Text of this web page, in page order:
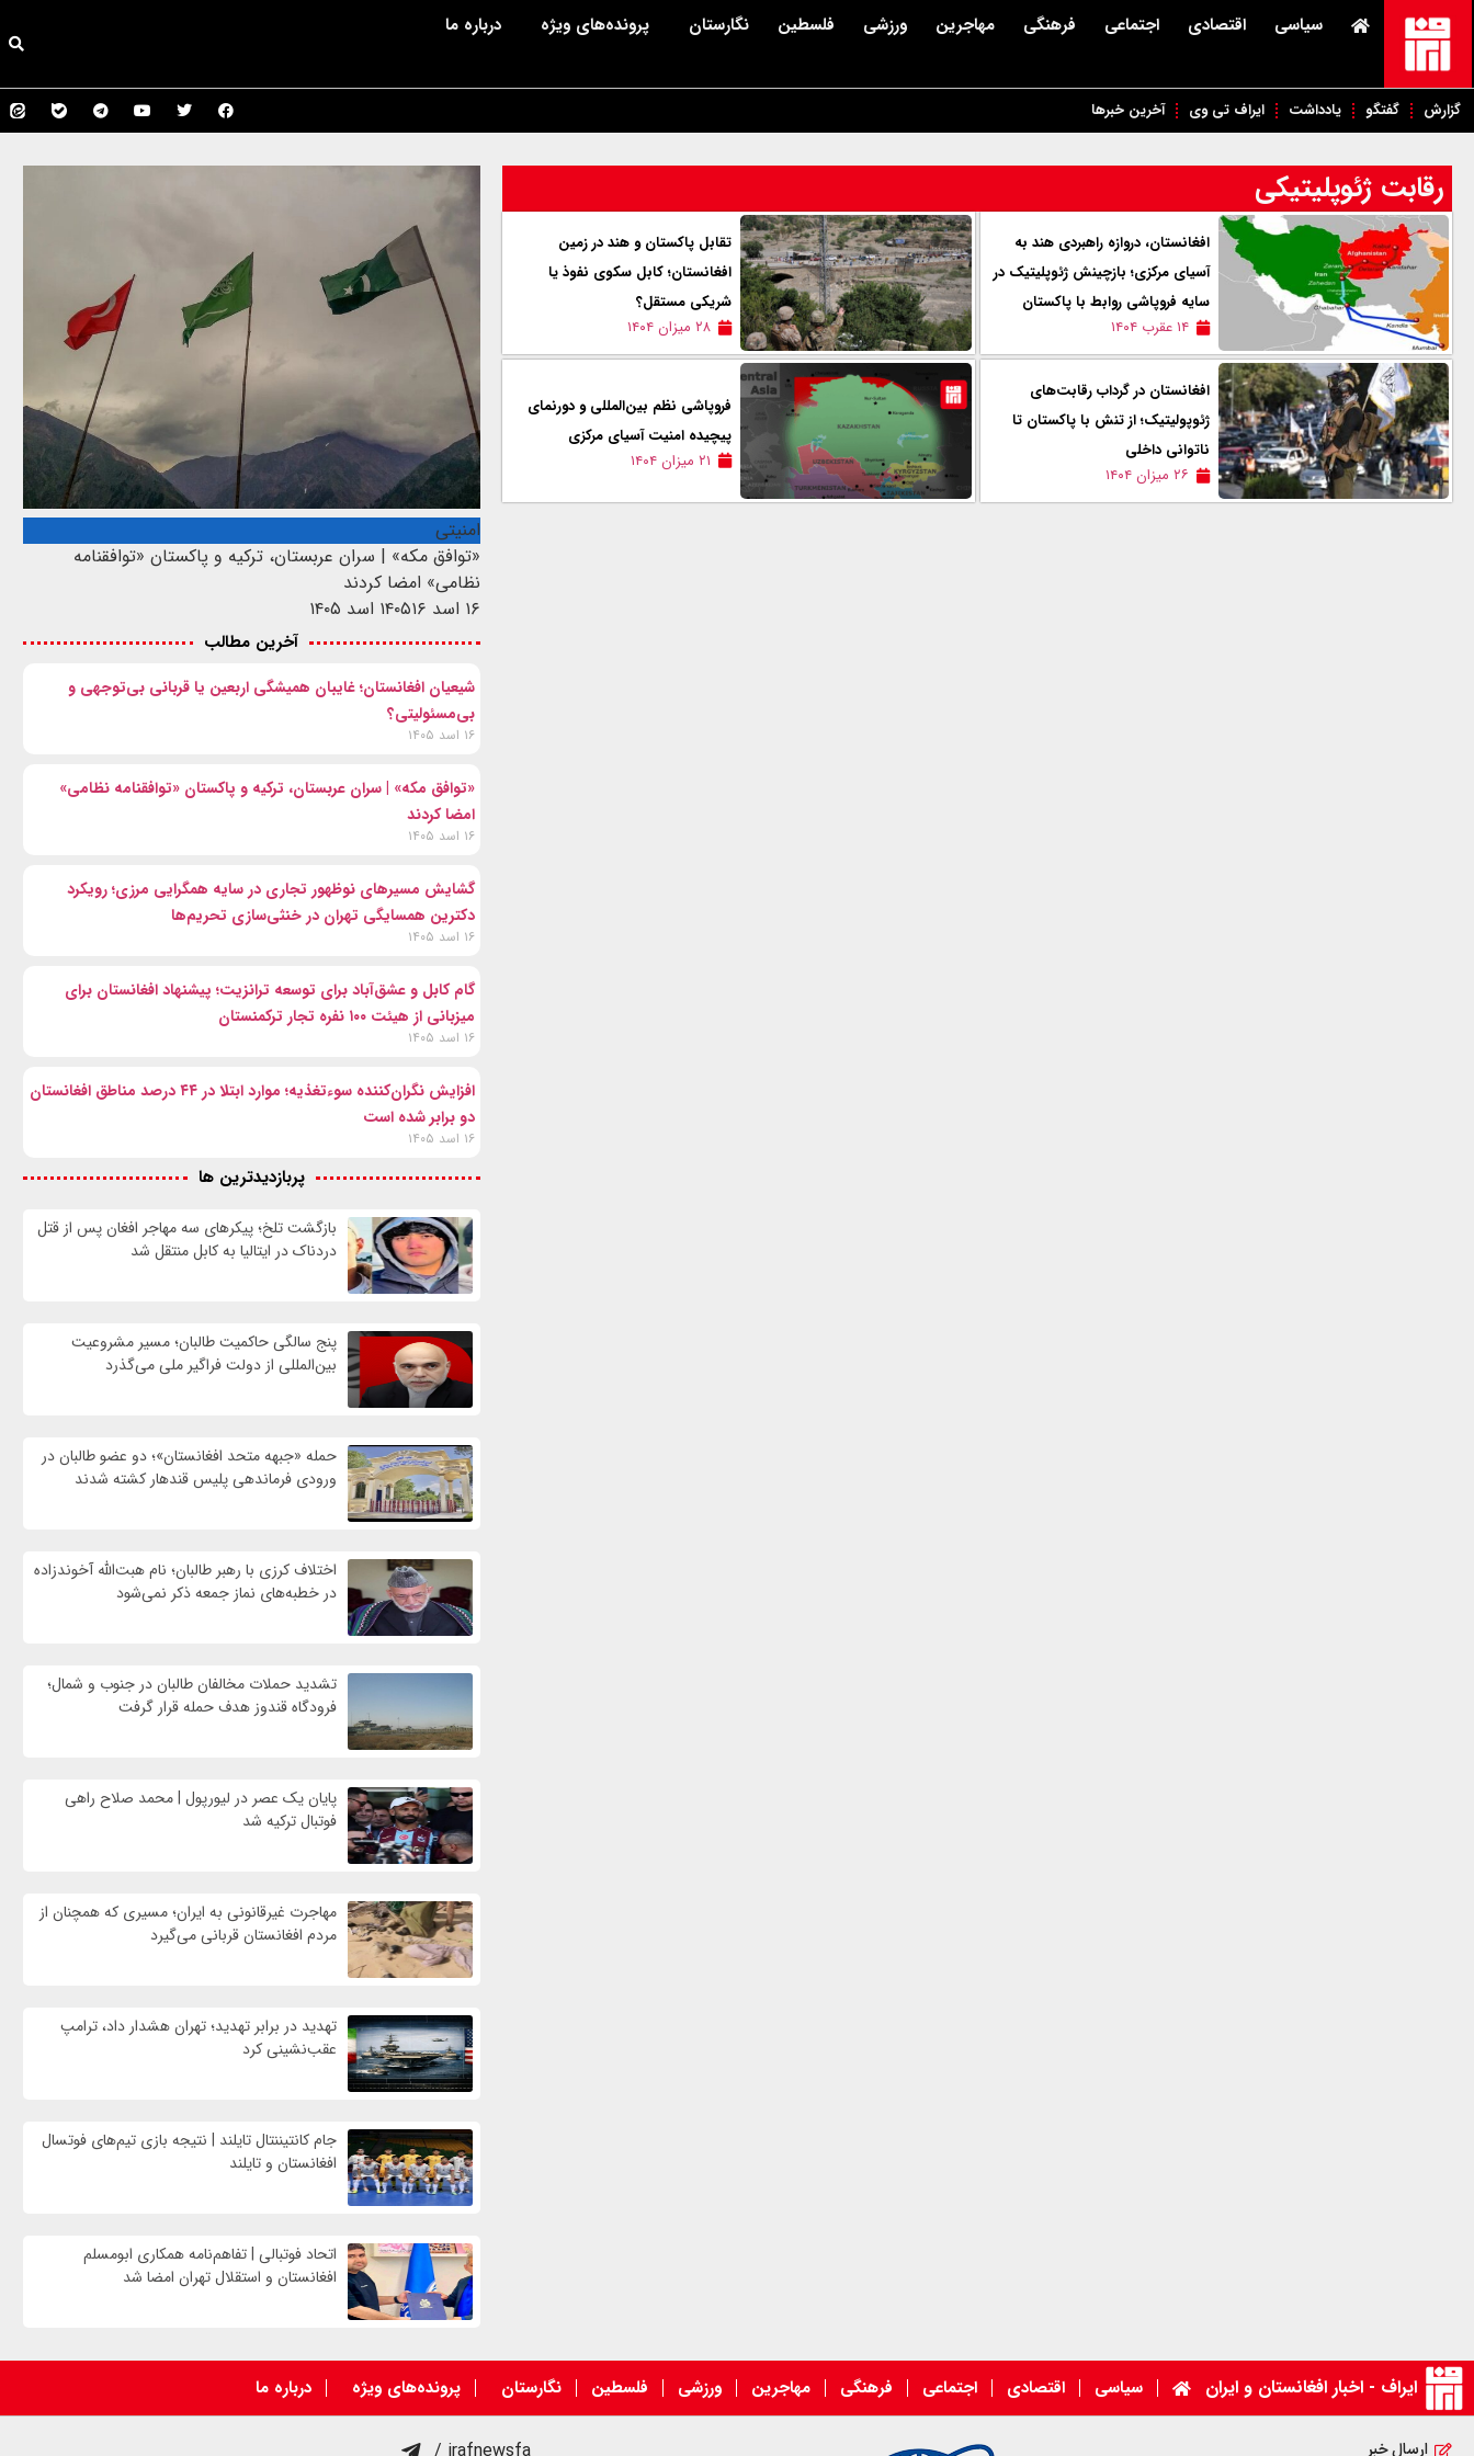
سیاسی اقتصادی اجتماعی فرهنگی مهاجرین ورزشی فلسطین نگارستان پرونده‌های ویژه درباره ما
گزارش گفتگو یادداشت ایراف تی وی آخرین خبرها
رقابت ژئوپلیتیکی
افغانستان، دروازه راهبردی هند به
آسیای مرکزی؛ بازچینش ژئوپلیتیک در
سایه فروپاشی روابط با پاکستان
۱۴ عقرب ۱۴۰۴
تقابل پاکستان و هند در زمین
افغانستان؛ کابل سکوی نفوذ یا
شریکی مستقل؟
۲۸ میزان ۱۴۰۴
افغانستان در گرداب رقابت‌های
ژئوپولیتیک؛ از تنش با پاکستان تا
ناتوانی داخلی
۲۶ میزان ۱۴۰۴
فروپاشی نظم بین‌المللی و دورنمای
پیچیده امنیت آسیای مرکزی
۲۱ میزان ۱۴۰۴
امنیتی
«توافق مکه» | سران عربستان، ترکیه و پاکستان «توافقنامه
نظامی» امضا کردند
۱۶ اسد ۱۴۰۵
۱۶ اسد ۱۴۰۵
آخرین مطالب
شیعیان افغانستان؛ غایبان همیشگی اربعین یا قربانی بی‌توجهی و
بی‌مسئولیتی؟
۱۶ اسد ۱۴۰۵
«توافق مکه» | سران عربستان، ترکیه و پاکستان «توافقنامه نظامی»
امضا کردند
۱۶ اسد ۱۴۰۵
گشایش مسیرهای نوظهور تجاری در سایه همگرایی مرزی؛ رویکرد
دکترین همسایگی تهران در خنثی‌سازی تحریم‌ها
۱۶ اسد ۱۴۰۵
گام کابل و عشق‌آباد برای توسعه ترانزیت؛ پیشنهاد افغانستان برای
میزبانی از هیئت ۱۰۰ نفره تجار ترکمنستان
۱۶ اسد ۱۴۰۵
افزایش نگران‌کننده سوءتغذیه؛ موارد ابتلا در ۴۴ درصد مناطق افغانستان
دو برابر شده است
۱۶ اسد ۱۴۰۵
پربازدیدترین ها
بازگشت تلخ؛ پیکرهای سه مهاجر افغان پس از قتل
دردناک در ایتالیا به کابل منتقل شد
پنج سالگی حاکمیت طالبان؛ مسیر مشروعیت
بین‌المللی از دولت فراگیر ملی می‌گذرد
حمله «جبهه متحد افغانستان»؛ دو عضو طالبان در
ورودی فرماندهی پلیس قندهار کشته شدند
اختلاف کرزی با رهبر طالبان؛ نام هبت‌الله آخوندزاده
در خطبه‌های نماز جمعه ذکر نمی‌شود
تشدید حملات مخالفان طالبان در جنوب و شمال؛
فرودگاه قندوز هدف حمله قرار گرفت
پایان یک عصر در لیورپول | محمد صلاح راهی
فوتبال ترکیه شد
مهاجرت غیرقانونی به ایران؛ مسیری که همچنان از
مردم افغانستان قربانی می‌گیرد
تهدید در برابر تهدید؛ تهران هشدار داد، ترامپ
عقب‌نشینی کرد
جام کانتیننتال تایلند | نتیجه بازی تیم‌های فوتسال
افغانستان و تایلند
اتحاد فوتبالی | تفاهم‌نامه همکاری ابومسلم
افغانستان و استقلال تهران امضا شد
ایراف - اخبار افغانستان و ایران سیاسی اقتصادی اجتماعی فرهنگی مهاجرین ورزشی فلسطین نگارستان پرونده‌های ویژه درباره ما
ارسال خبر